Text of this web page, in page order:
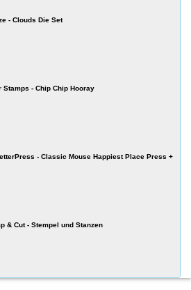
- Clouds Die Set
Stamps - Chip Chip Hooray
- Classic Mouse Happiest Place Press +
& Cut - Stempel und Stanzen